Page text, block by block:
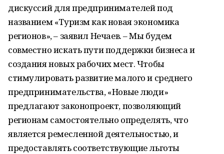
дискуссий для предпринимателей под
названием «Туризм как новая экономика
регионов», – заявил Нечаев. – Мы будем
совместно искать пути поддержки бизнеса и
создания новых рабочих мест. Чтобы
стимулировать развитие малого и среднего
предпринимательства, «Новые люди»
предлагают законопроект, позволяющий
регионам самостоятельно определять, что
является ремесленной деятельностью, и
предоставлять соответствующие льготы